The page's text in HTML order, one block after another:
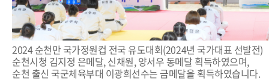
2024 순천만 국가정원컵 전국 유도대회(2024년 국가대표 선발전)
순천시청 김지정 은메달, 신채원, 양서우 동메달 획득하였으며,
순천 출신 국군체육부대 이광희선수는 금메달을 획득하였습니다.